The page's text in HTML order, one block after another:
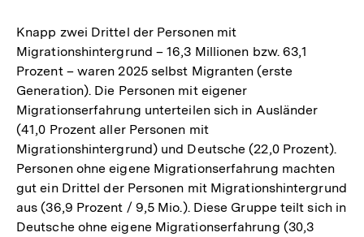
Knapp zwei Drittel der Personen mit
Migrationshintergrund – 16,3 Millionen bzw. 63,1
Prozent – waren 2025 selbst Migranten (erste
Generation). Die Personen mit eigener
Migrationserfahrung unterteilen sich in Ausländer
(41,0 Prozent aller Personen mit
Migrationshintergrund) und Deutsche (22,0 Prozent).
Personen ohne eigene Migrationserfahrung machten
gut ein Drittel der Personen mit Migrationshintergrund
aus (36,9 Prozent / 9,5 Mio.). Diese Gruppe teilt sich in
Deutsche ohne eigene Migrationserfahrung (30,3